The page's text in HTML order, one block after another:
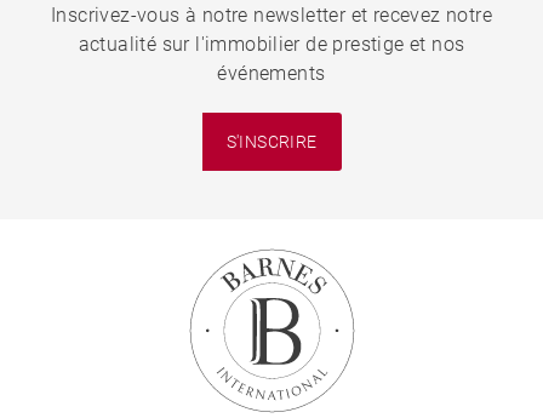
Inscrivez-vous à notre newsletter et recevez notre
actualité sur l'immobilier de prestige et nos
événements
S'INSCRIRE